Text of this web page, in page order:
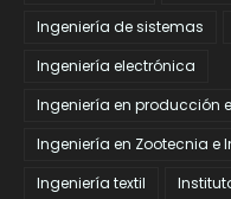
Ingeniería de sistemas
Ingeniería electrónica
Ingeniería en producción
Ingeniería en Zootecnia e
Ingeniería textil